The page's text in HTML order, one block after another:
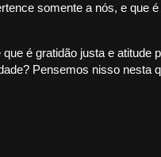
somente a nós, e que
é gratidão justa e atitude
Pensemos nisso nesta